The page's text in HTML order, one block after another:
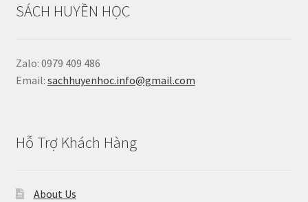
SÁCH HUYỀN HỌC
Zalo: 0979 409 486
Email: sachhuyenhoc.info@gmail.com
Hỗ Trợ Khách Hàng
About Us